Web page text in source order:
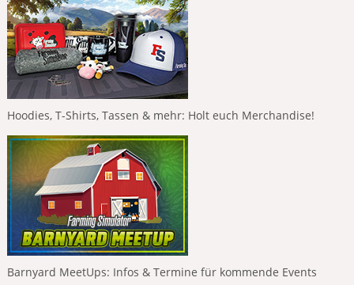
Hoodies, T-Shirts, Tassen & mehr: Holt euch Merchandise!
Barnyard MeetUps: Infos & Termine für kommende Events